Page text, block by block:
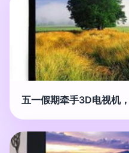
五一假期牵手3D电视机